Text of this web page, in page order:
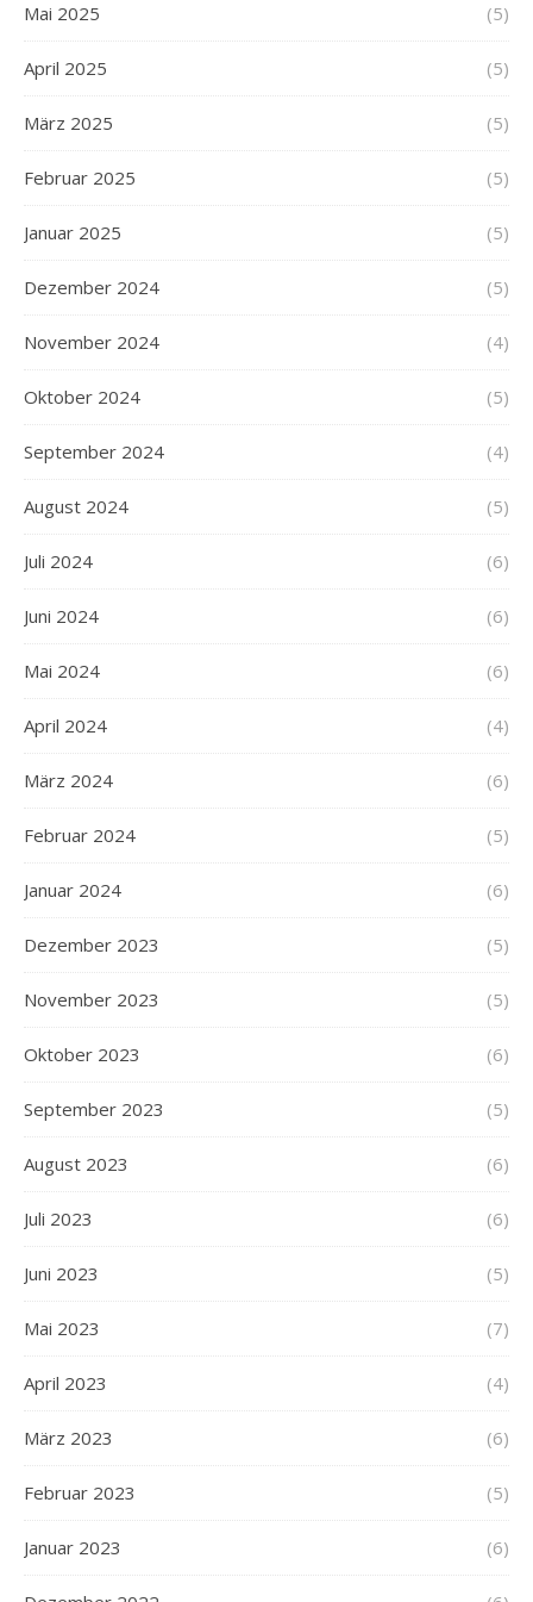
Mai 2025 (5)
April 2025 (5)
März 2025 (5)
Februar 2025 (5)
Januar 2025 (5)
Dezember 2024 (5)
November 2024 (4)
Oktober 2024 (5)
September 2024 (4)
August 2024 (5)
Juli 2024 (6)
Juni 2024 (6)
Mai 2024 (6)
April 2024 (4)
März 2024 (6)
Februar 2024 (5)
Januar 2024 (6)
Dezember 2023 (5)
November 2023 (5)
Oktober 2023 (6)
September 2023 (5)
August 2023 (6)
Juli 2023 (6)
Juni 2023 (5)
Mai 2023 (7)
April 2023 (4)
März 2023 (6)
Februar 2023 (5)
Januar 2023 (6)